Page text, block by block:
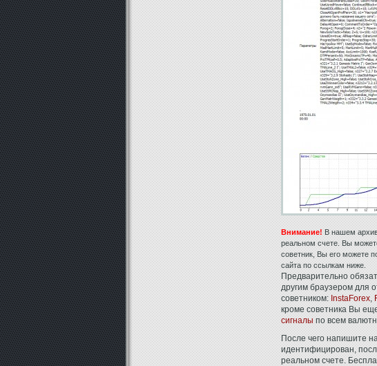
Внимание! В нашем
реальном счете. Вы
советник, Вы его можете
сайта по ссылкам ниже.
Предварительно
другим браузером для
советником: InstaForex,
кроме советника Вы
сигналы по всем
После чего напишите
идентифицирован,
реальном счете.